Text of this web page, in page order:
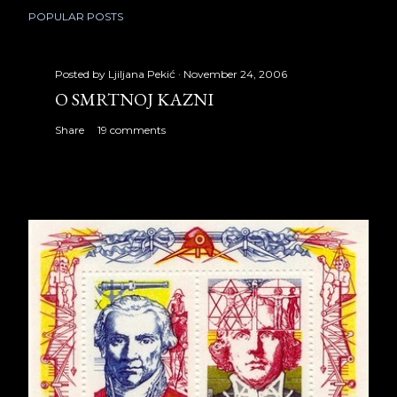
POPULAR POSTS
Posted by Ljiljana Pekić November 24, 2006
O SMRTNOJ KAZNI
Share 19 comments